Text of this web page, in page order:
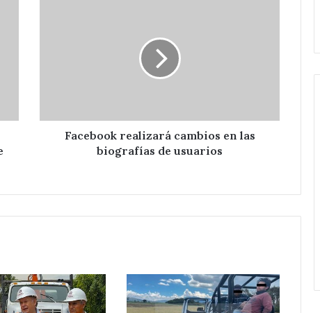
Facebook realizará cambios en las
biografías de usuarios
Salvador
Huixcolotla